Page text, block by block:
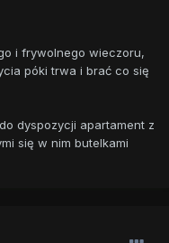
i frywolnego wieczoru,
póki trwa i brać co się
dyspozycji apartament z
się w nim butelkami